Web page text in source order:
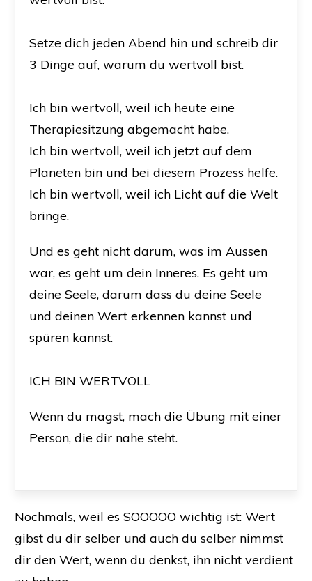
Setze dich jeden Abend hin und schreib dir
3 Dinge auf, warum du wertvoll bist.
Ich bin wertvoll, weil ich heute eine
Therapiesitzung abgemacht habe.
Ich bin wertvoll, weil ich jetzt auf dem
Planeten bin und bei diesem Prozess helfe.
Ich bin wertvoll, weil ich Licht auf die Welt
bringe.
Und es geht nicht darum, was im Aussen
war, es geht um dein Inneres. Es geht um
deine Seele, darum dass du deine Seele
und deinen Wert erkennen kannst und
spüren kannst.
ICH BIN WERTVOLL
Wenn du magst, mach die Übung mit einer
Person, die dir nahe steht.
Nochmals, weil es SOOOOO wichtig ist: Wert
gibst du dir selber und auch du selber nimmst
dir den Wert, wenn du denkst, ihn nicht verdient